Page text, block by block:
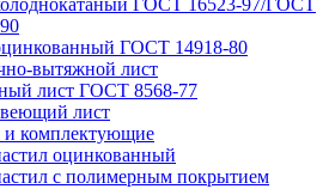
ГОСТ 16523-97/ГОСТ
ГОСТ 14918-80
вытяжной лист
лист ГОСТ 8568-77
лист
и комплектующие
оцинкованный
с полимерным покрытием